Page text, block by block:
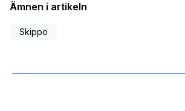
Ämnen i artikeln
Skippo